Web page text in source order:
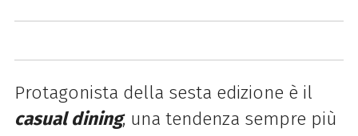
Protagonista della sesta edizione è il
casual dining, una tendenza sempre più